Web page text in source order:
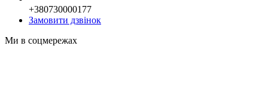
+380730000177
Замовити дзвінок
Ми в соцмережах